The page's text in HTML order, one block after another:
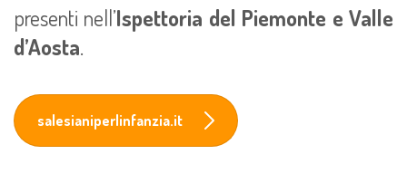
presenti nell’Ispettoria del Piemonte e Valle
d’Aosta.
salesianiperlinfanzia.it